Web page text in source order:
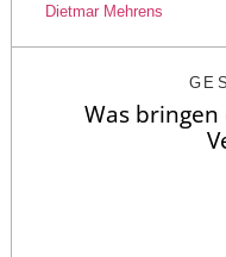
Dietmar Mehrens
Was